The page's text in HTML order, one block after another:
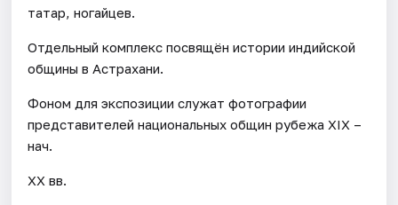
татар, ногайцев.
Отдельный комплекс посвящён истории индийской
общины в Астрахани.
Фоном для экспозиции служат фотографии
представителей национальных общин рубежа XIX –
нач.
XX вв.